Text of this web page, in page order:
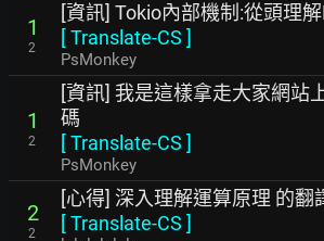
1
2
[資訊] Tokio內部機制:從頭理
[Translate-CS ]
PsMonkey
1
2
[資訊] 我是這樣拿走大家網站
碼
[Translate-CS ]
PsMonkey
2
2
[心得] 深入理解運算原理 的翻
[Translate-CS ]